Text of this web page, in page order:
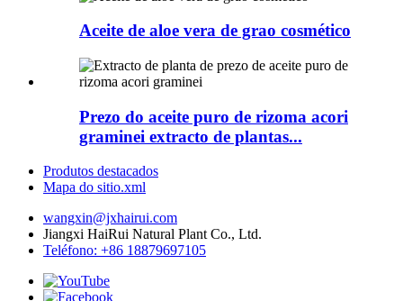
Aceite de aloe vera de grao cosmético
Prezo do aceite puro de rizoma acori
graminei extracto de plantas...
Produtos destacados
Mapa do sitio.xml
wangxin@jxhairui.com
Jiangxi HaiRui Natural Plant Co., Ltd.
Teléfono: +86 18879697105